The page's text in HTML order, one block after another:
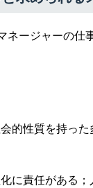
ージャーの仕
的性質を持っ
に責任がある